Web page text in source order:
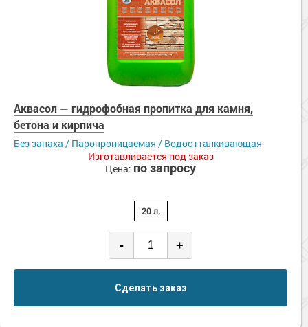
Аквасол — гидрофобная пропитка для камня,
бетона и кирпича
Без запаха / Паропроницаемая / Водоотталкивающая
Изготавливается под заказ
Цена: по запросу
20 л.
- +
Сделать заказ